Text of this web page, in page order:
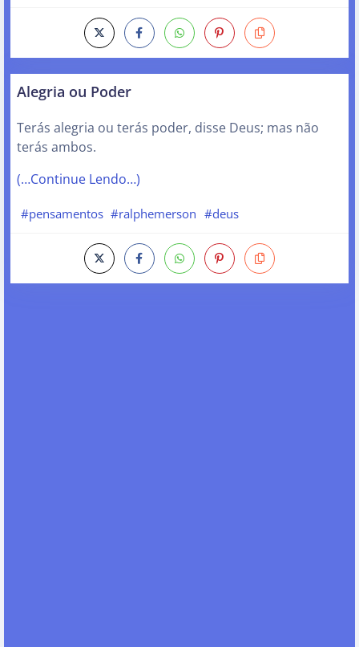
Alegria ou Poder
Terás alegria ou terás poder, disse Deus; mas não
terás ambos.
(…Continue Lendo…)
#pensamentos #ralphemerson #deus